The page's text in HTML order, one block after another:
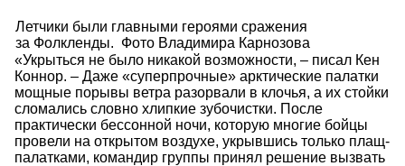
Летчики были главными героями сражения
за Фолкленды. Фото Владимира Карнозова
«Укрыться не было никакой возможности, – писал Кен
Коннор. – Даже «суперпрочные» арктические палатки
мощные порывы ветра разорвали в клочья, а их стойки
сломались словно хлипкие зубочистки. После
практически бессонной ночи, которую многие бойцы
провели на открытом воздухе, укрывшись только плащ-
палатками, командир группы принял решение вызвать